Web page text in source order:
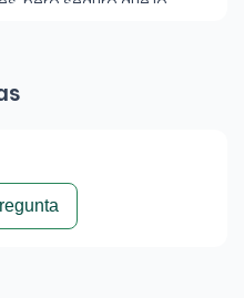
el 14/08/2025